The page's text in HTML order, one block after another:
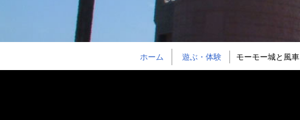
ホーム 遊ぶ・体験 モーモー城と風車